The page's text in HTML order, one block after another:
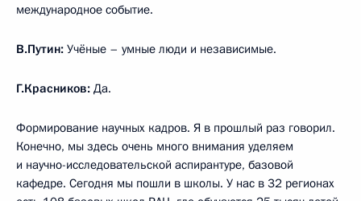
международное событие.
В.Путин: Учёные – умные люди и независимые.
Г.Красников: Да.
Формирование научных кадров. Я в прошлый раз говорил.
Конечно, мы здесь очень много внимания уделяем
и научно-исследовательской аспирантуре, базовой
кафедре. Сегодня мы пошли в школы. У нас в 32 регионах